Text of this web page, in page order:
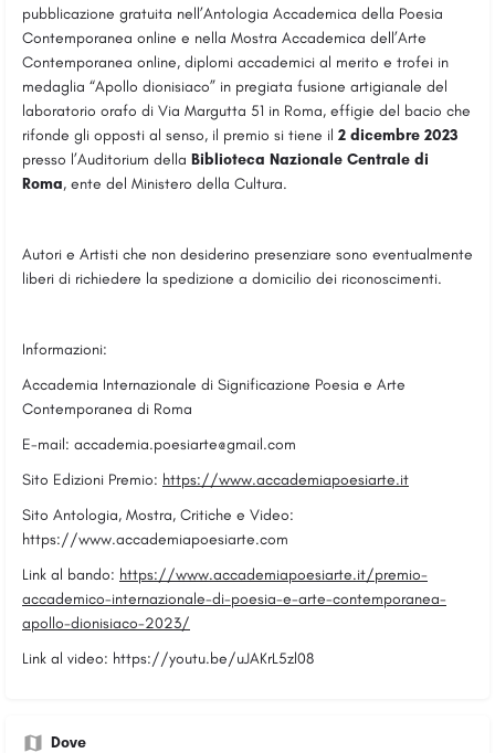
pubblicazione gratuita nell’Antologia Accademica della Poesia
Contemporanea online e nella Mostra Accademica dell’Arte
Contemporanea online, diplomi accademici al merito e trofei in
medaglia “Apollo dionisiaco” in pregiata fusione artigianale del
laboratorio orafo di Via Margutta 51 in Roma, effigie del bacio che
rifonde gli opposti al senso, il premio si tiene il 2 dicembre 2023
presso l’Auditorium della Biblioteca Nazionale Centrale di
Roma, ente del Ministero della Cultura.
Autori e Artisti che non desiderino presenziare sono eventualmente
liberi di richiedere la spedizione a domicilio dei riconoscimenti.
Informazioni:
Accademia Internazionale di Significazione Poesia e Arte
Contemporanea di Roma
E-mail: accademia.poesiarte@gmail.com
Sito Edizioni Premio: https://www.accademiapoesiarte.it
Sito Antologia, Mostra, Critiche e Video:
https://www.accademiapoesiarte.com
Link al bando: https://www.accademiapoesiarte.it/premio-
accademico-internazionale-di-poesia-e-arte-contemporanea-
apollo-dionisiaco-2023/
Link al video: https://youtu.be/uJAKrL5zl08
Dove